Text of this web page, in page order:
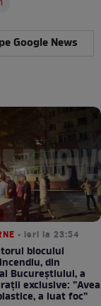
Google News
• ieri la 23:54
blocului
din
Bucureștiului, a
exclusive: ”Avea
a luat foc”